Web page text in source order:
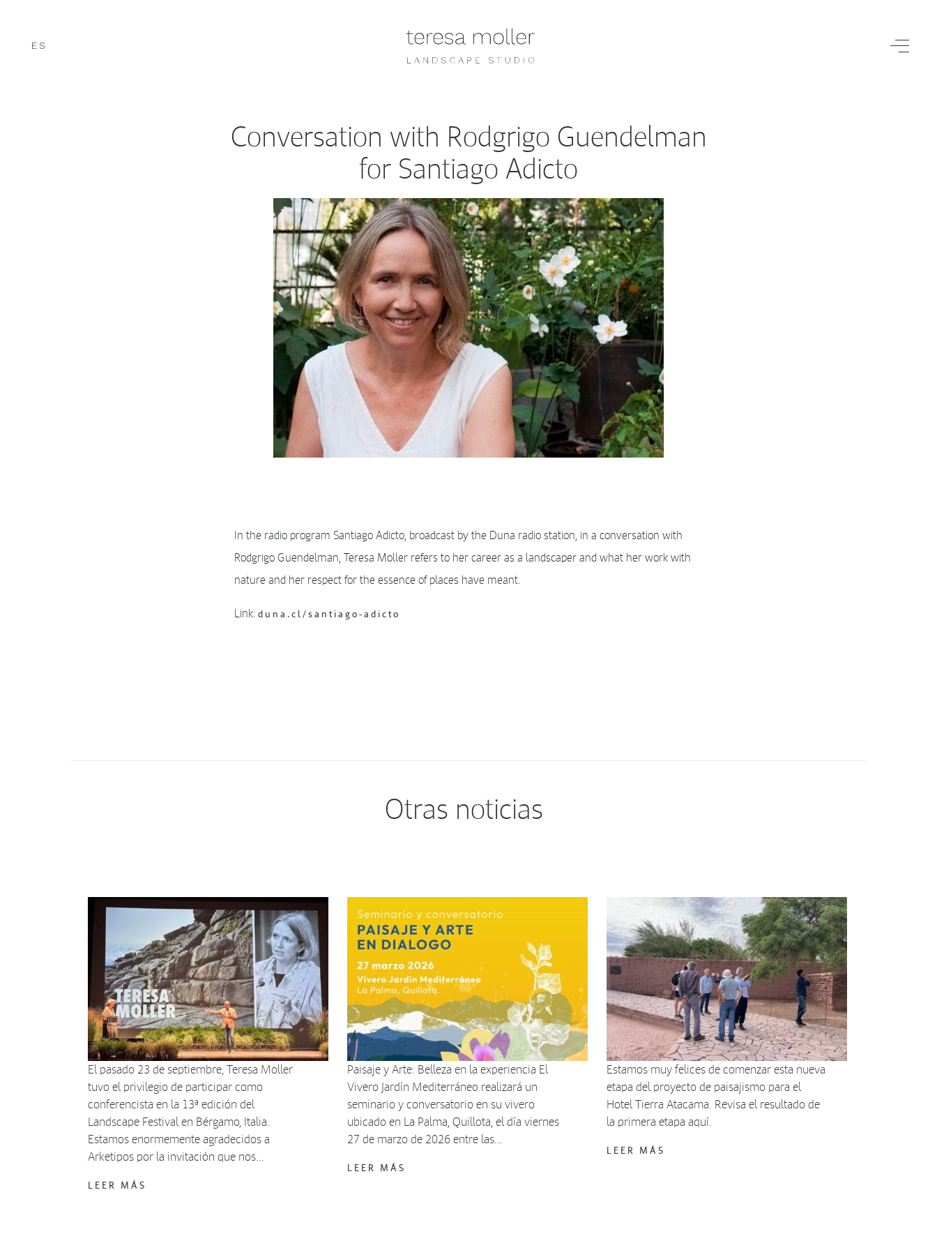
ES
Conversation with Rodgrigo Guendelman
for Santiago Adicto
In the radio program Santiago Adicto, broadcast by the Duna radio station, in a conversation with
Rodgrigo Guendelman, Teresa Moller refers to her career as a landscaper and what her work with
nature and her respect for the essence of places have meant.
Link: duna.cl/santiago-adicto
Otras noticias
El pasado 23 de septiembre, Teresa Moller
tuvo el privilegio de participar como
conferencista en la 13ª edición del
Landscape Festival en Bérgamo, Italia.
Estamos enormemente agradecidos a
Arketipos por la invitación que nos…
LEER MÁS
Paisaje y Arte: Belleza en la experiencia El
Vivero Jardín Mediterráneo realizará un
seminario y conversatorio en su vivero
ubicado en La Palma, Quillota, el día viernes
27 de marzo de 2026 entre las…
LEER MÁS
Estamos muy felices de comenzar esta nueva
etapa del proyecto de paisajismo para el
Hotel Tierra Atacama. Revisa el resultado de
la primera etapa aquí.
LEER MÁS